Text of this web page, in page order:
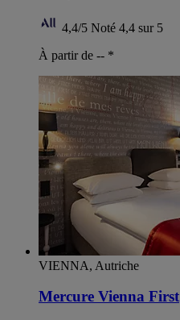
4,4/5 Noté 4,4 sur 5
À partir de -- *
VIENNA, Autriche
Mercure Vienna First